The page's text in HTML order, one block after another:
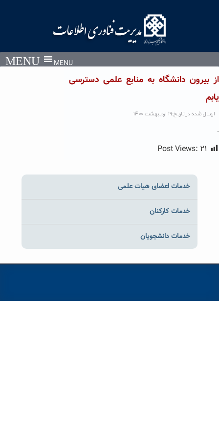
MENU
از بیرون دانشگاه به منابع علمی دسترسی
یابم
ارسال شده در تاریخ:۱۹ اردیبهشت ۱۴۰۰
.
Post Views: ۲۱
خدمات اعضای هیات علمی
خدمات کارکنان
خدمات دانشجویان